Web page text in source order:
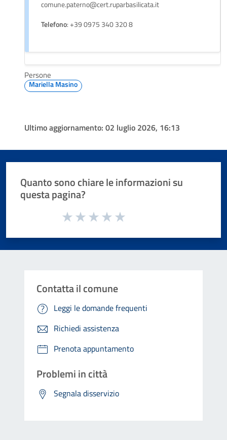
comune.paterno@cert.ruparbasilicata.it
Telefono: +39 0975 340 320 8
Persone
Mariella Masino
Ultimo aggiornamento: 02 luglio 2026, 16:13
Quanto sono chiare le informazioni su
questa pagina?
Valuta da 1 a 5 stelle la pagina
Contatta il comune
Leggi le domande frequenti
Richiedi assistenza
Prenota appuntamento
Problemi in città
Segnala disservizio